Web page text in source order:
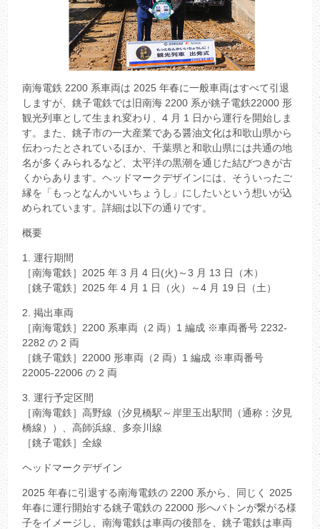
南海電鉄 2200 系車両は 2025 年春に一般車両はすべて引退
しますが、銚子電鉄では旧南海 2200 系が銚子電鉄22000 形
観光列車として生まれ変わり、4 月 1 日から運行を開始しま
す。また、銚子市の一大産業である醤油文化は和歌山県から
伝わったとされているほか、千葉県と和歌山県には共通の地
名が多くみられるなど、太平洋の黒潮を通じた結びつきが古
くからあります。ヘッドマークデザインには、そういったご
縁を「もっとなんかいいちょうし」にしたいという想いが込
められています。詳細は以下の通りです。
概要
1. 運行期間
［南海電鉄］2025 年 3 月 4 日(火)～3 月 13 日（木）
［銚子電鉄］2025 年 4 月 1 日（火）～4 月 19 日（土）
2. 掲出車両
［南海電鉄］2200 系車両（2 両）1 編成 ※車両番号 2232-
2282 の 2 両
［銚子電鉄］22000 形車両（2 両）1 編成 ※車両番号
22005-22006 の 2 両
3. 運行予定区間
［南海電鉄］高野線（汐見橋駅～岸里玉出駅間（通称：汐見
橋線））、高師浜線、多奈川線
［銚子電鉄］全線
ヘッドマークデザイン
2025 年春に引退する南海電鉄の 2200 系から、同じく 2025
年春に運行開始する銚子電鉄の 22000 形へバトンが繋がる様
子をイメージし、南海電鉄は車両の後部を、銚子電鉄は車両